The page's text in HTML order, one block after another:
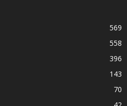
569
558
396
143
70